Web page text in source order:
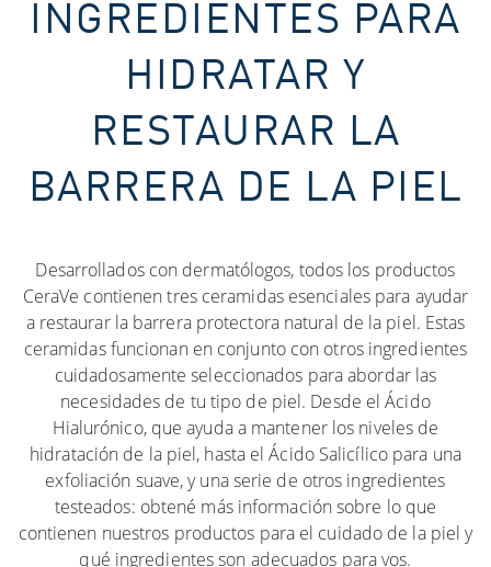
INGREDIENTES PARA
HIDRATAR Y
RESTAURAR LA
BARRERA DE LA PIEL
Desarrollados con dermatólogos, todos los productos
CeraVe contienen tres ceramidas esenciales para ayudar
a restaurar la barrera protectora natural de la piel. Estas
ceramidas funcionan en conjunto con otros ingredientes
cuidadosamente seleccionados para abordar las
necesidades de tu tipo de piel. Desde el Ácido
Hialurónico, que ayuda a mantener los niveles de
hidratación de la piel, hasta el Ácido Salicílico para una
exfoliación suave, y una serie de otros ingredientes
testeados: obtené más información sobre lo que
contienen nuestros productos para el cuidado de la piel y
qué ingredientes son adecuados para vos.